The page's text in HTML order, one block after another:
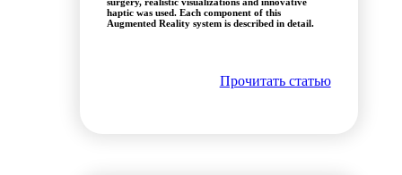
haptic was used. Each component of this
Augmented Reality system is described in detail.
Прочитать статью